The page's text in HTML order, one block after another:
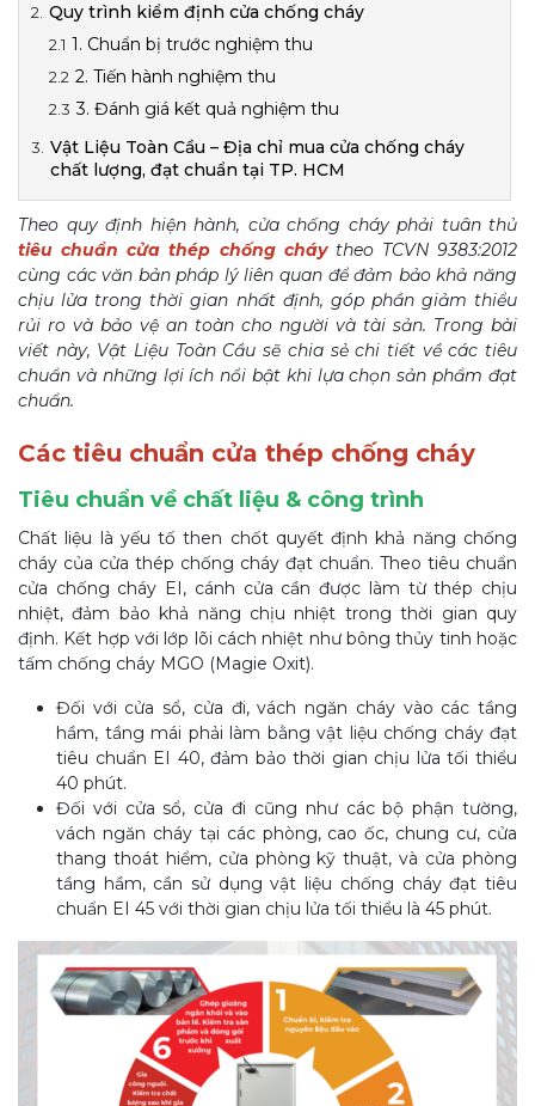
Quy trình kiểm định cửa chống cháy
1. Chuẩn bị trước nghiệm thu
2. Tiến hành nghiệm thu
3. Đánh giá kết quả nghiệm thu
Vật Liệu Toàn Cầu – Địa chỉ mua cửa chống cháy
chất lượng, đạt chuẩn tại TP. HCM
Theo quy định hiện hành, cửa chống cháy phải tuân thủ
tiêu chuẩn cửa thép chống cháytheo TCVN 9383:2012
cùng các văn bản pháp lý liên quan để đảm bảo khả năng
chịu lửa trong thời gian nhất định, góp phần giảm thiểu
rủi ro và bảo vệ an toàn cho người và tài sản. Trong bài
viết này, Vật Liệu Toàn Cầu sẽ chia sẻ chi tiết về các tiêu
chuẩn và những lợi ích nổi bật khi lựa chọn sản phẩm đạt
chuẩn.
Các tiêu chuẩn cửa thép chống cháy
Tiêu chuẩn về chất liệu & công trình
Chất liệu là yếu tố then chốt quyết định khả năng chống
cháy của cửa thép chống cháy đạt chuẩn. Theo tiêu chuẩn
cửa chống cháy EI, cánh cửa cần được làm từ thép chịu
nhiệt, đảm bảo khả năng chịu nhiệt trong thời gian quy
định. Kết hợp với lớp lõi cách nhiệt như bông thủy tinh hoặc
tấm chống cháy MGO (Magie Oxit).
Đối với cửa sổ, cửa đi, vách ngăn cháy vào các tầng
hầm, tầng mái phải làm bằng vật liệu chống cháy đạt
tiêu chuẩn EI 40, đảm bảo thời gian chịu lửa tối thiểu
40 phút.
Đối với cửa sổ, cửa đi cũng như các bộ phận tường,
vách ngăn cháy tại các phòng, cao ốc, chung cư, cửa
thang thoát hiểm, cửa phòng kỹ thuật, và cửa phòng
tầng hầm, cần sử dụng vật liệu chống cháy đạt tiêu
chuẩn EI 45 với thời gian chịu lửa tối thiểu là 45 phút.